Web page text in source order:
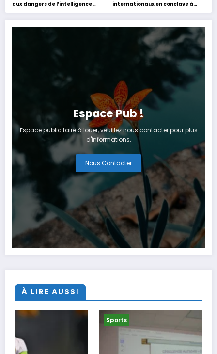
aux dangers de l’intelligence
artificielle
internationaux en conclave à
Tanger
Espace Pub !
Espace publicitaire à louer, veuillez nous contacter pour plus
d'informations.
Nous Contacter
À LIRE AUSSI